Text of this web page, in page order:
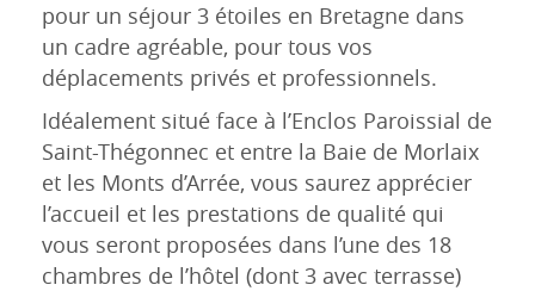
pour un séjour 3 étoiles en Bretagne dans
un cadre agréable, pour tous vos
déplacements privés et professionnels.
Idéalement situé face à l’Enclos Paroissial de
Saint-Thégonnec et entre la Baie de Morlaix
et les Monts d’Arrée, vous saurez apprécier
l’accueil et les prestations de qualité qui
vous seront proposées dans l’une des 18
chambres de l’hôtel (dont 3 avec terrasse)